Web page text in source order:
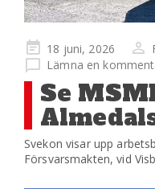
Publicerad
på
18 juni, 2026
Lämna en
Se
Svekon visar upp
Försvarsmakten, vid